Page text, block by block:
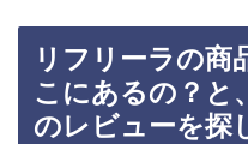
リフリーラの商
こにあるの？と
のレビューを探